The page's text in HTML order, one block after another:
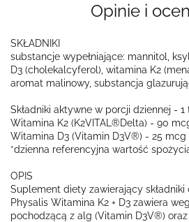
Opinie i
SKŁADNIKI
substancje wypełniające: mannitol,
D3 (cholekalcyferol), witamina K2
aromat malinowy, substancja
Składniki aktywne w porcji dziennej - 1
Witamina K2 (K2VITAL®Delta) - 90
Witamina D3 (Vitamin D3V®) - 25 mcg
*dzienna referencyjna wartość
OPIS
Suplement diety zawierający składniki
Physalis Witamina K2 + D3 zawiera
pochodzącą z alg (Vitamin D3V®)